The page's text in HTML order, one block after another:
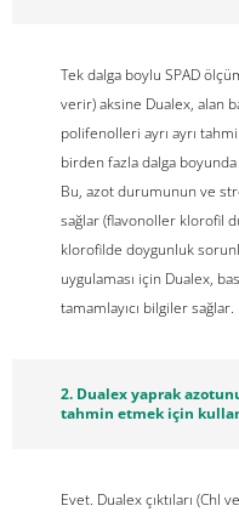
Tek dalga boylu SPAD
verir) aksine Dualex, alan
polifenolleri ayrı ayrı
birden fazla dalga
Bu, azot durumunun ve
sağlar (flavonoller klorofil
klorofilde doygunluk
uygulaması için Dualex,
tamamlayıcı bilgiler sağlar.
2. Dualex yaprak
tahmin etmek için
Evet. Dualex çıktıları